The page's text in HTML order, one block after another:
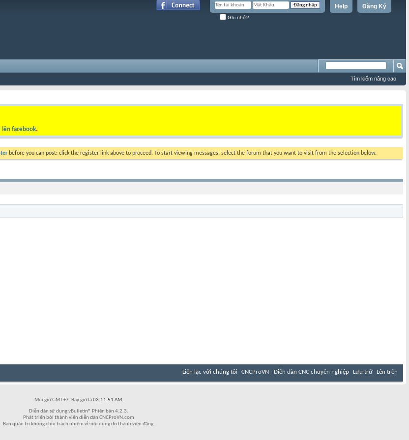
Đăng Ký
Help
Ghi nhớ?
Tìm kiếm nâng cao
lên facebook.
before you can post: click the register link above to proceed. To start viewing messages, select the forum that you want to visit from the selection below.
Liên lạc với chúng tôi CNCProVN - Diễn đàn CNC chuyên nghiệp Lưu trữ Lên trên
Múi giờ GMT +7. Bây giờ là03:11:51 AM.
Diễn đàn sử dụng vBulletin® Phiên bản 4.2.3.
Phát triển bởi thành viên diễn đàn CNCProVN.com
Ban quản trị không chịu trách nhiệm về nội dung do thành viên đăng.